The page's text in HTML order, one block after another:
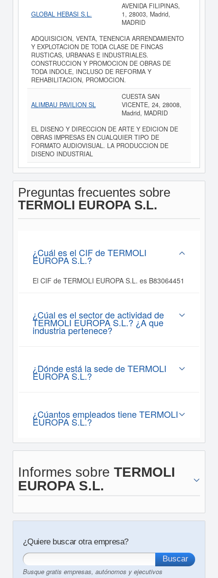
GLOBAL HEBASI S.L.
AVENIDA FILIPINAS,
1, 28003, Madrid,
MADRID
ADQUISICION, VENTA, TENENCIA ARRENDAMIENTO
Y EXPLOTACION DE TODA CLASE DE FINCAS
RUSTICAS, URBANAS E INDUSTRIALES.
CONSTRUCCION Y PROMOCION DE OBRAS DE
TODA INDOLE, INCLUSO DE REFORMA Y
REHABILITACION, PROMOCION.
ALIMBAU PAVILION SL
CUESTA SAN
VICENTE, 24, 28008,
Madrid, MADRID
EL DISENO Y DIRECCION DE ARTE Y EDICION DE
OBRAS IMPRESAS EN CUALQUIER TIPO DE
FORMATO AUDIOVISUAL. LA PRODUCCION DE
DISENO INDUSTRIAL
Preguntas frecuentes sobre
TERMOLI EUROPA S.L.
¿Cuál es el CIF de TERMOLI
EUROPA S.L.?
El CIF de TERMOLI EUROPA S.L. es B83064451
¿Cúal es el sector de actividad de
TERMOLI EUROPA S.L.? ¿A que
industria pertenece?
¿Dónde está la sede de TERMOLI
EUROPA S.L.?
¿Cúantos empleados tiene TERMOLI
EUROPA S.L.?
Informes sobre TERMOLI
EUROPA S.L.
¿Quiere buscar otra empresa?
Busque gratis empresas, autónomos y ejecutivos